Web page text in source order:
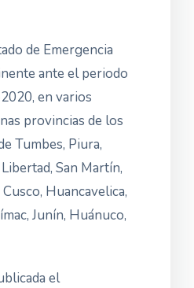
de Emergencia
ante el periodo
en varios
provincias de los
Tumbes, Piura,
San Martín,
Cusco, Huancavelica,
Junín, Huánuco,
el